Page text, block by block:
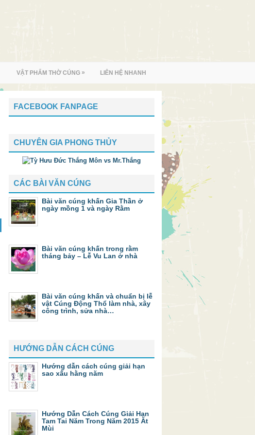
VẬT PHẨM THỜ CÚNG » LIÊN HỆ NHANH
FACEBOOK FANPAGE
CHUYÊN GIA PHONG THỦY
CÁC BÀI VĂN CÚNG
Bài văn cúng khấn Gia Thần ở
ngày mồng 1 và ngày Rằm
Bài văn cúng khấn trong rằm
tháng bảy – Lễ Vu Lan ở nhà
Bài văn cúng khấn và chuẩn bị lễ
vật Cúng Động Thổ làm nhà, xây
công trình, sửa nhà…
HƯỚNG DẪN CÁCH CÚNG
Hướng dẫn cách cúng giải hạn
sao xấu hằng năm
Hướng Dẫn Cách Cúng Giải Hạn
Tam Tai Năm Trong Năm 2015 Ất
Mùi